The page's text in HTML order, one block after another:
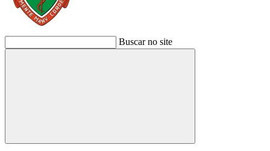
Buscar no site
Buscar